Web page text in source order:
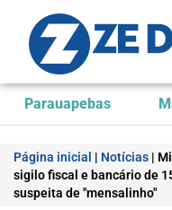
Parauapebas
Página inicial | Notícias |
sigilo fiscal e bancário de
suspeita de "mensalinho"